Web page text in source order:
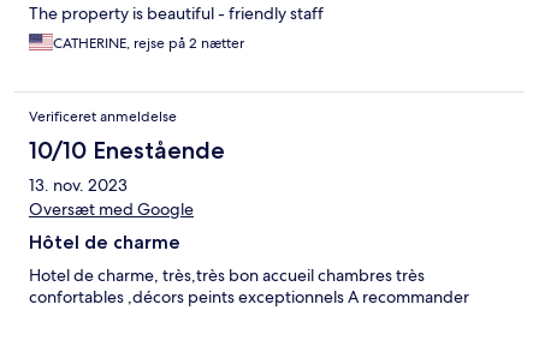
The property is beautiful - friendly staff
CATHERINE, rejse på 2 nætter
Verificeret anmeldelse
10/10 Enestående
13. nov. 2023
Oversæt med Google
Hôtel de charme
Hotel de charme, très,très bon accueil chambres très
confortables ,décors peints exceptionnels A recommander